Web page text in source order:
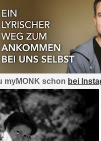
myMONK schon bei